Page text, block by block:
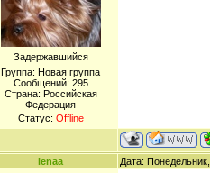
Задержавшийся
Группа: Новая группа
Сообщений: 295
Страна: Российская
Федерация
Статус: Offline
lenaa Дата: